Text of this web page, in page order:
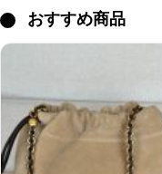
おすすめ商品